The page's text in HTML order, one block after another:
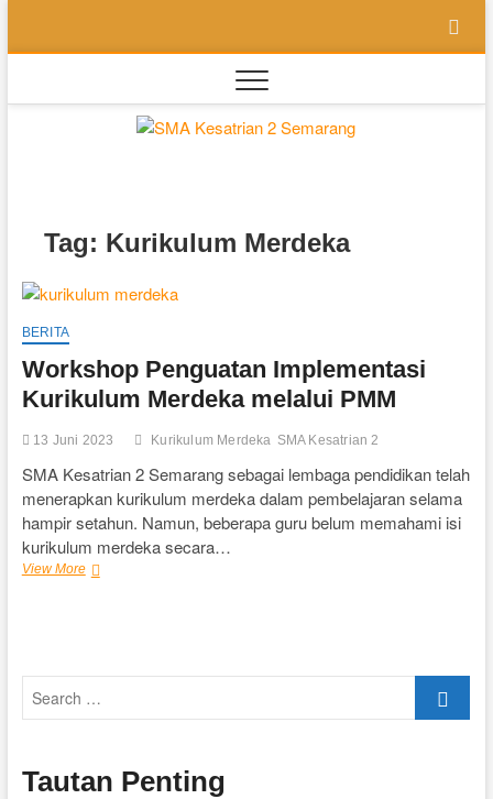
content
Tag: Kurikulum Merdeka
BERITA
Workshop Penguatan Implementasi
Kurikulum Merdeka melalui PMM
13 Juni 2023 Kurikulum Merdeka SMA Kesatrian 2
SMA Kesatrian 2 Semarang sebagai lembaga pendidikan telah
menerapkan kurikulum merdeka dalam pembelajaran selama
hampir setahun. Namun, beberapa guru belum memahami isi
kurikulum merdeka secara…
View MoreWorkshop
Tautan Penting